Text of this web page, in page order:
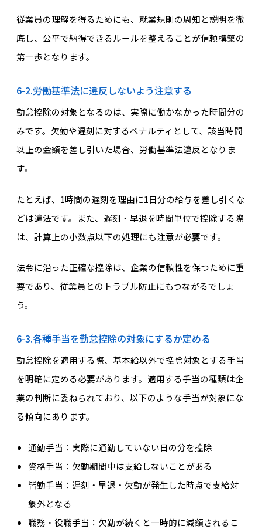
従業員の理解を得るためにも、就業規則の周知と説明を徹
底し、公平で納得できるルールを整えることが信頼構築の
第一歩となります。
6-2.労働基準法に違反しないよう注意する
勤怠控除の対象となるのは、実際に働かなかった時間分の
みです。欠勤や遅刻に対するペナルティとして、該当時間
以上の金額を差し引いた場合、労働基準法違反となりま
す。
たとえば、1時間の遅刻を理由に1日分の給与を差し引くな
どは違法です。また、遅刻・早退を時間単位で控除する際
は、計算上の小数点以下の処理にも注意が必要です。
法令に沿った正確な控除は、企業の信頼性を保つために重
要であり、従業員とのトラブル防止にもつながるでしょ
う。
6-3.各種手当を勤怠控除の対象にするか定める
勤怠控除を適用する際、基本給以外で控除対象とする手当
を明確に定める必要があります。適用する手当の種類は企
業の判断に委ねられており、以下のような手当が対象にな
る傾向にあります。
通勤手当：実際に通勤していない日の分を控除
資格手当：欠勤期間中は支給しないことがある
皆勤手当：遅刻・早退・欠勤が発生した時点で支給対
象外となる
職務・役職手当：欠勤が続くと一時的に減額されるこ